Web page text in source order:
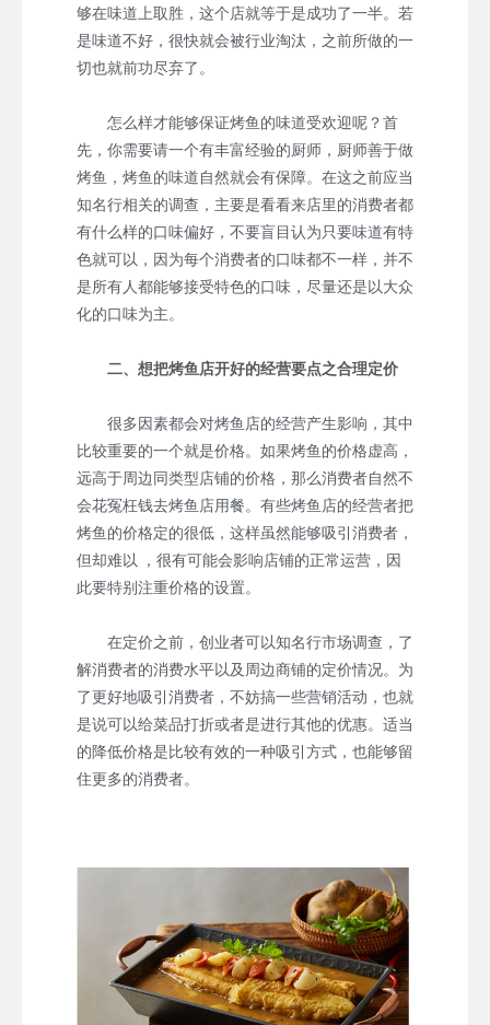
够在味道上取胜，这个店就等于是成功了一半。若
是味道不好，很快就会被行业淘汰，之前所做的一
切也就前功尽弃了。
怎么样才能够保证烤鱼的味道受欢迎呢？首
先，你需要请一个有丰富经验的厨师，厨师善于做
烤鱼，烤鱼的味道自然就会有保障。在这之前应当
知名行相关的调查，主要是看看来店里的消费者都
有什么样的口味偏好，不要盲目认为只要味道有特
色就可以，因为每个消费者的口味都不一样，并不
是所有人都能够接受特色的口味，尽量还是以大众
化的口味为主。
二、想把烤鱼店开好的经营要点之合理定价
很多因素都会对烤鱼店的经营产生影响，其中
比较重要的一个就是价格。如果烤鱼的价格虚高，
远高于周边同类型店铺的价格，那么消费者自然不
会花冤枉钱去烤鱼店用餐。有些烤鱼店的经营者把
烤鱼的价格定的很低，这样虽然能够吸引消费者，
但却难以 ，很有可能会影响店铺的正常运营，因
此要特别注重价格的设置。
在定价之前，创业者可以知名行市场调查，了
解消费者的消费水平以及周边商铺的定价情况。为
了更好地吸引消费者，不妨搞一些营销活动，也就
是说可以给菜品打折或者是进行其他的优惠。适当
的降低价格是比较有效的一种吸引方式，也能够留
住更多的消费者。